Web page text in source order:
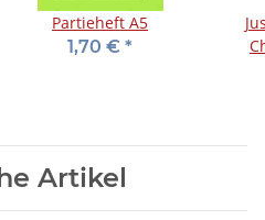
Partieheft A5
1,70 € *
Artikel